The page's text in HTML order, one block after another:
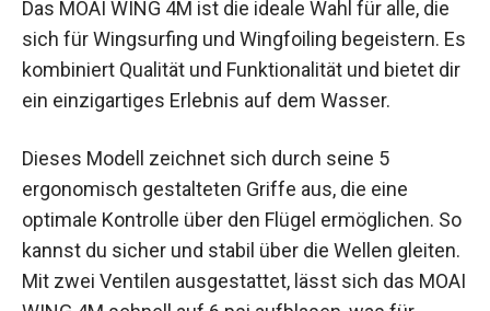
sich für Wingsurfing und Wingfoiling begeistern.
Es kombiniert Qualität und Funktionalität und
bietet dir ein einzigartiges Erlebnis auf dem
Wasser.
Dieses Modell zeichnet sich durch seine 5
ergonomisch gestalteten Griffe aus, die eine
optimale Kontrolle über den Flügel ermöglichen.
So kannst du sicher und stabil über die Wellen
gleiten. Mit zwei Ventilen ausgestattet, lässt sich